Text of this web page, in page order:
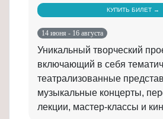
КУПИТЬ БИЛЕТ →
14 июня - 16 августа
Уникальный творческий
включающий в себя
театрализованные
музыкальные концерты,
лекции, мастер-классы и